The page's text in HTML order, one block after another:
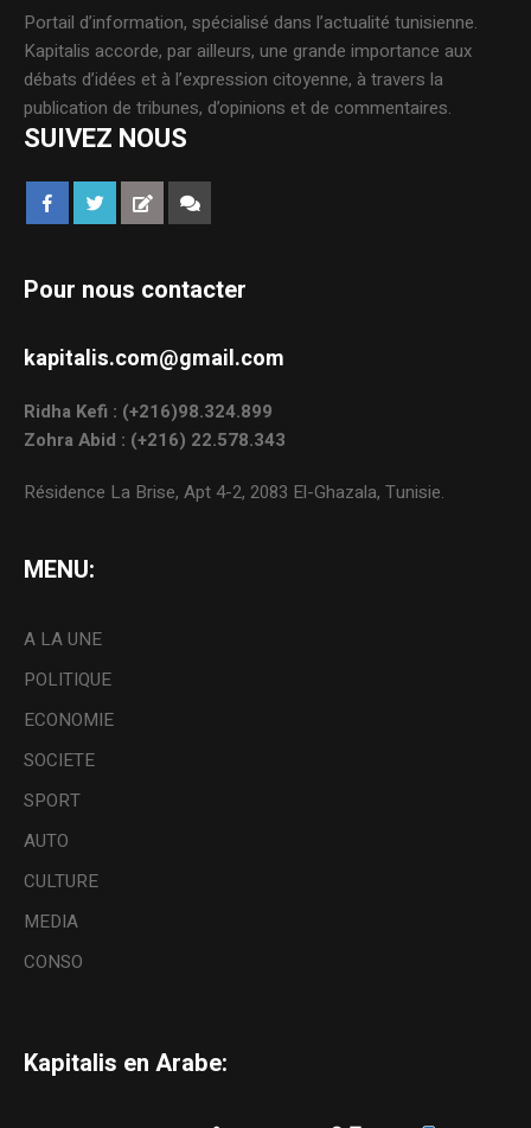
Portail d’information, spécialisé dans l’actualité tunisienne.
Kapitalis accorde, par ailleurs, une grande importance aux
débats d’idées et à l’expression citoyenne, à travers la
publication de tribunes, d’opinions et de commentaires.
SUIVEZ NOUS
Pour nous contacter
kapitalis.com@gmail.com
Ridha Kefi : (+216)98.324.899
Zohra Abid : (+216) 22.578.343
Résidence La Brise, Apt 4-2, 2083 El-Ghazala, Tunisie.
MENU:
A LA UNE
POLITIQUE
ECONOMIE
SOCIETE
SPORT
AUTO
CULTURE
MEDIA
CONSO
Kapitalis en Arabe: